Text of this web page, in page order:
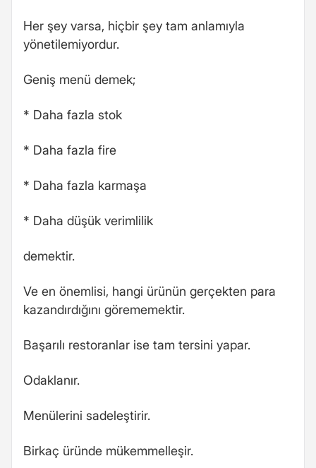
Her şey varsa, hiçbir şey tam anlamıyla
yönetilemiyordur.
Geniş menü demek;
* Daha fazla stok
* Daha fazla fire
* Daha fazla karmaşa
* Daha düşük verimlilik
demektir.
Ve en önemlisi, hangi ürünün gerçekten para
kazandırdığını görememektir.
Başarılı restoranlar ise tam tersini yapar.
Odaklanır.
Menülerini sadeleştirir.
Birkaç üründe mükemmelleşir.